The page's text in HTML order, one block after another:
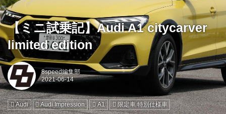
【ミニ試乗記】Audi A1 citycarver
limited edition
8speed編集部
Audi Audi Impression A1 限定車 特別仕様車